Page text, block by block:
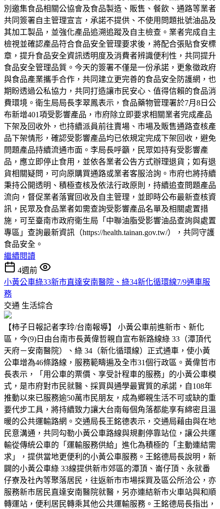
別邀集食品相關公協會及食品製造、販售、餐飲、通路等業者
共同簽署自主管理宣言，承諾不提供、不使用問題批號油品及
其加工製品，並強化產品追溯追蹤及自主檢查。業者完成自主
檢視並確認產品符合食品安全管理要求後，將配合張貼食安標
章，提升食品安全資訊透明度及消費者辨識便利性，共同提升
食品安全管理品質。今天的簽署不僅是一份承諾，更象徵政府
與食品產業攜手合作，共同建立更完善的食品安全防護網，也
期盼透過公私協力，共同打造讓市民安心、值得信賴的食品消
費環境。衛生局局長李翠鳳表示，食品藥物管理署於7月8日公
布新增401項受影響產品，市府除立即要求相關業者完成產品
下架及回收外，也持續派員前往賣場、市場及販售通路查核產
品下架情形，確認受影響產品均已依規定完成下架回收，避免
問題產品持續流通市面。李局長呼籲，民眾如持有受影響產
品，應立即停止食用，並依各業者公告方式辦理退貨；如有退
貨相關疑問，可向原購買通路或業者客服洽詢。市府也將持續
秉持公開透明、積極查核及依法行政原則，持續追查問題產品
流向，督促業者落實回收及自主管理，並即時公布最新查核資
訊，民眾及食品業者如需查詢受影響產品名單及相關處置措
施，可至臺南市政府衛生局「中聯油脂受影響油品查詢與處置
專區」查詢最新資訊（https://health.tainan.gov.tw/），共同守護
食品安全。
繼續閱讀
4週前
小黃公車綠33新市直達安南醫院、綠34新化循環線7/9通車服
務
交通 生活綜合
【柿子日報記者李玲/台南報導】 小黃公車前進新市、新化
區，今(9)日由台南市長黃偉哲親自宣布新路線綠 33（潭頂代
天府－安南醫院）、綠 34（新化循環線）正式通車，使小黃
公車增為46條路線，服務範疇遍及全市31個行政區。黃偉哲市
長表示，「用公車的票價、享受計程車的服務」的小黃公車模
式，是市府對市民就醫、採買與通學最實質的承諾，自108年
推動以來已服務逾50萬市民朋友，成為鄉親生活不可或缺的重
要代步工具，將持續致力讓大台南每個角落都能享有綿密且溫
暖的公共運輸路網。交通局長王銘德表示，交通局藉由與在地
民意溝通，共同勾勒小黃公車路線與規劃停靠站位，讓公共運
輸從傳統公車的「運輸服務供給」進化為積極的「主動連結需
求」，提供當地更便利的小黃公車服務。王銘德局長說明，新
闢的小黃公車綠 33線提供新市郊區的潭頂、崙仔頂、永就番
仔寮及社內等聚落居民，往返新市市場採買及區公所洽公，亦
服務新市居民直達安南醫院就醫，另亦連結新市火車站與和順
轉運站，便利居民轉乘其他公共運輸服務。王銘德局長指出，